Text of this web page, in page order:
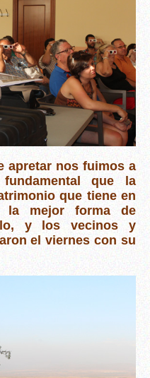
apretar nos fuimos a
que la
que tiene en
la mejor forma de
y los vecinos y
el viernes con su